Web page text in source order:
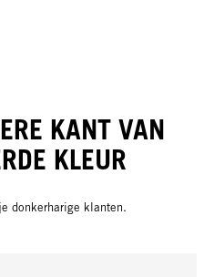
KANT VAN
KLEUR
donkerharige klanten.